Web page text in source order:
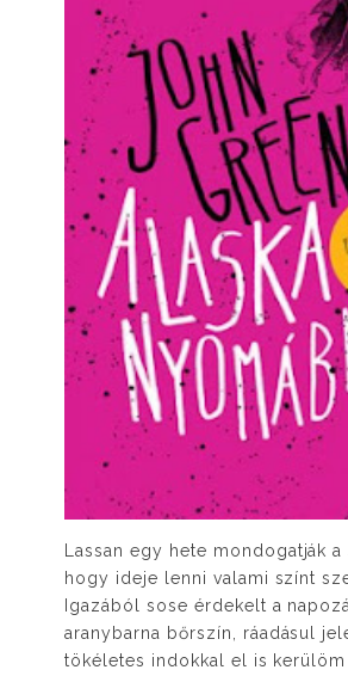
Lassan egy hete mondogatják a
hogy ideje lenni valami színt
Igazából sose érdekelt a
aranybarna bőrszín, ráadásul
tökéletes indokkal el is kerülöm